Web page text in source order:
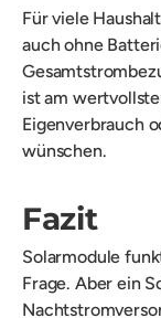
Für viele
auch ohne
ist am
Eigenverbrauch
wünschen.
Fazit
Solarmodule
Frage. Aber ein